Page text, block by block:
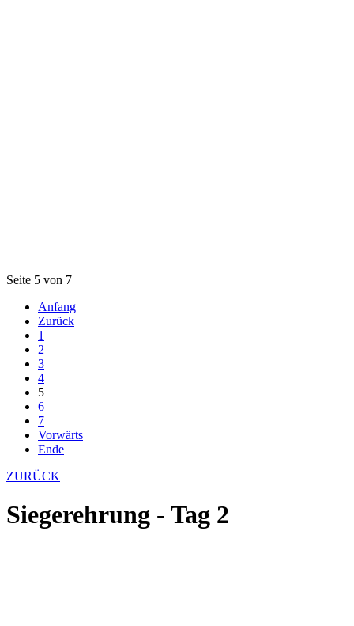
Seite 5 von 7
Anfang
Zurück
1
2
3
4
5
6
7
Vorwärts
Ende
ZURÜCK
Siegerehrung - Tag 2